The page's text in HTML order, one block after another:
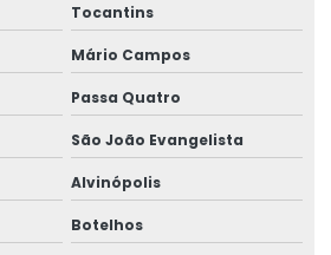
Tocantins
Mário Campos
Passa Quatro
São João Evangelista
Alvinópolis
Botelhos